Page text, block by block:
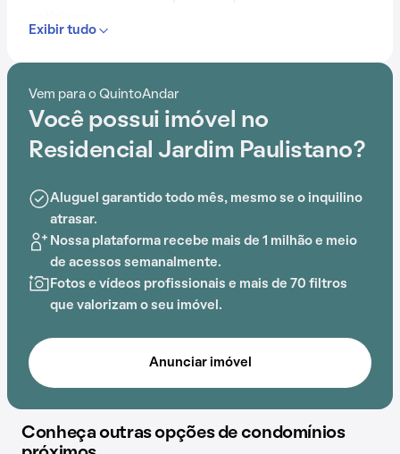
Com portaria 24 horas, elevador, academia, salão de
salão de jogos e brinquedoteca, o Residencial Jardim
Paulistano é ideal para quem busca conforto e
entretenimento.
A proximidade com Escola de Samba Nenê de Vila
Matilde, Escola Estadual Professor Palace Marques,
EMEF Cecilia Meireles, Escola Municipal de Educação
Fundamental Luís, Escola República do Uruguai e
Escola Estadual João Maria Ogno adiciona praticidade
a essa experiência.
Exibir tudo
Vem para o QuintoAndar
Você possui imóvel no
Residencial Jardim Paulistano?
Aluguel garantido todo mês, mesmo se o inquilino
atrasar.
Nossa plataforma recebe mais de 1 milhão e meio
de acessos semanalmente.
Fotos e vídeos profissionais e mais de 70 filtros
que valorizam o seu imóvel.
Anunciar imóvel
Conheça outras opções de condomínios